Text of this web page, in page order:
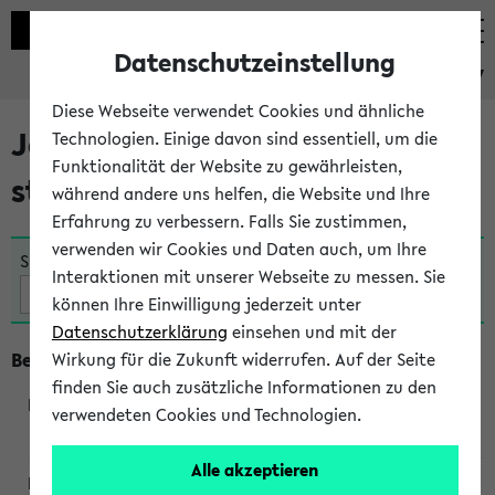
eKVV
Jetzt und in Kürze
stattfindende Veranstaltungen
Suche:
Beginn um 8 Uhr
Datenschutzeinstellung
Diese Webseite verwendet Cookies und ähnliche
Technologien. Einige davon sind essentiell, um die
Funktionalität der Website zu gewährleisten,
während andere uns helfen, die Website und Ihre
Erfahrung zu verbessern. Falls Sie zustimmen,
verwenden wir Cookies und Daten auch, um Ihre
Interaktionen mit unserer Webseite zu messen. Sie
können Ihre Einwilligung jederzeit unter
Datenschutzerklärung einsehen und mit der
Wirkung für die Zukunft widerrufen. Auf der Seite
finden Sie auch zusätzliche Informationen zu den
verwendeten Cookies und Technologien.
Alle akzeptieren